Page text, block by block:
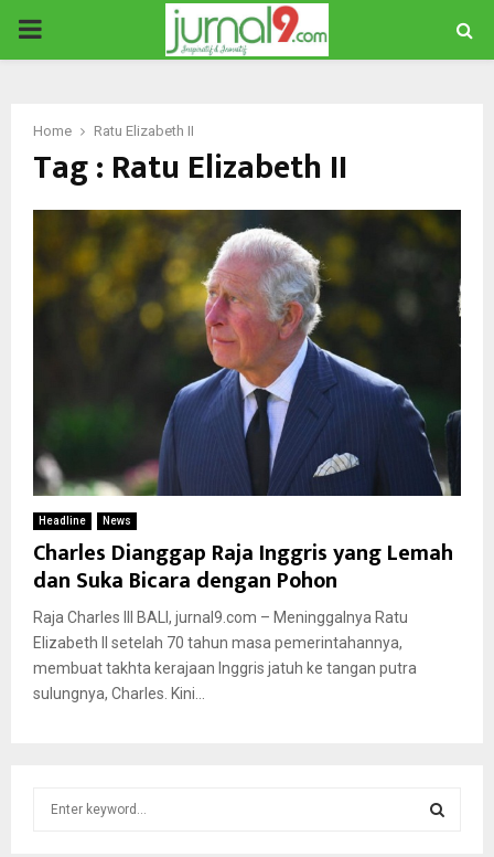
PRIMARY
Home Ratu Elizabeth II
Tag : Ratu Elizabeth II
Headline News
Charles Dianggap Raja Inggris yang Lemah
dan Suka Bicara dengan Pohon
Raja Charles III BALI, jurnal9.com – Meninggalnya Ratu
Elizabeth II setelah 70 tahun masa pemerintahannya,
membuat takhta kerajaan Inggris jatuh ke tangan putra
sulungnya, Charles. Kini...